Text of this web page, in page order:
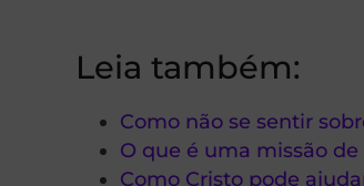
Leia também:
Como não se sentir
O que é uma missão de
Como Cristo pode